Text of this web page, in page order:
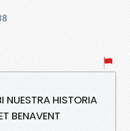
HISTORIA
BENAVENT